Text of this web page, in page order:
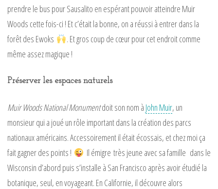
prendre le bus pour Sausalito en espérant pouvoir atteindre Muir
Woods cette fois-ci ! Et c’était la bonne, on a réussi à entrer dans la
forêt des Ewoks
. Et gros coup de cœur pour cet endroit comme
même assez magique !
Préserver les espaces naturels
Muir Woods National Monumentdoit son nom à John Muir, un
monsieur qui a joué un rôle important dans la création des parcs
nationaux américains. Accessoirement il était écossais, et chez moi ça
fait gagner des points !
Il émigre très jeune avec sa famille dans le
Wisconsin d’abord puis s’installe à San Francisco après avoir étudié la
botanique, seul, en voyageant. En Californie, il découvre alors